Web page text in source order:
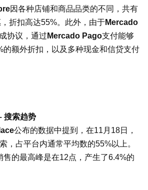
因各种店铺和商品品类的不同，共有
折扣高达55%。此外，由于Mercado
协议，通过 Mercado Pago支付能够
的额外折扣，以及多种现金和信贷支付
搜索趋势
公布的数据中提到，在11月18日，
，占平台内通常平均数的55%以上。
售的最高峰是在12点，产生了6.4%的